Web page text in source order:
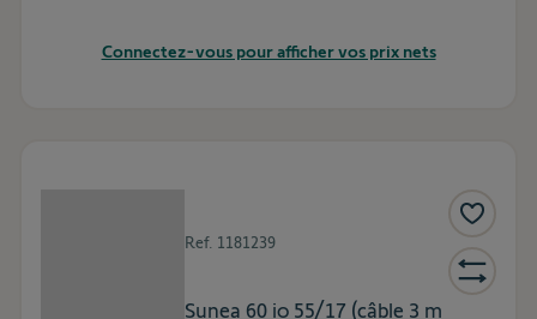
Connectez-vous pour afficher vos prix nets
Ref. 1181239
Sunea 60 io 55/17 (câble 3 m